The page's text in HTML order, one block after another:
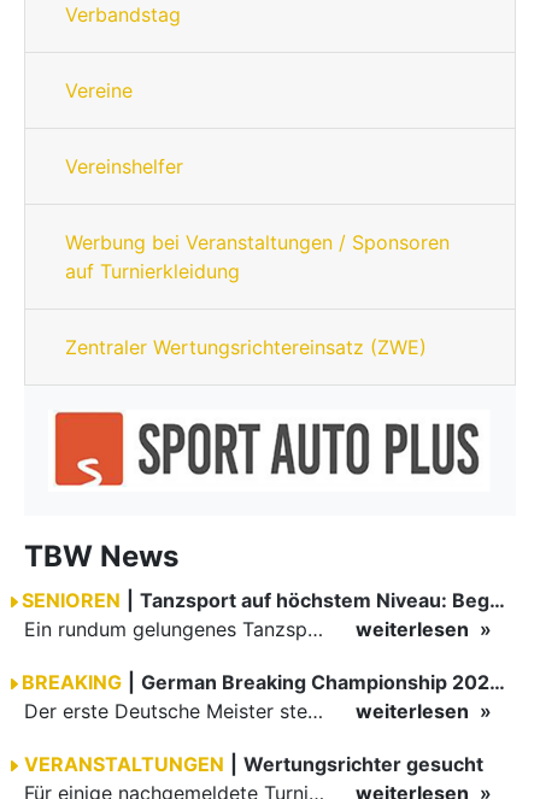
Verbandstag
Vereine
Vereinshelfer
Werbung bei Veranstaltungen / Sponsoren
auf Turnierkleidung
Zentraler Wertungsrichtereinsatz (ZWE)
TBW News
SENIOREN
Tanzsport auf höchstem Niveau: Begeisterung bei den Turnieren in…
Ein rundum gelungenes Tanzsport-Wochenende liegt hinter den Paaren und Organisatoren in Enzklösterle. Am 1. und 2. August 2026 verwandelte sich die Festhalle wieder in einen lebendigen Mittelpunkt des…
weiterlesen
BREAKING
German Breaking Championship 2026 in Hannover
Der erste Deutsche Meister steht fest B-Boy Roman siegt bei den Juniors
weiterlesen
VERANSTALTUNGEN
Wertungsrichter gesucht
Für einige nachgemeldete Turniere im 2 Halbjahr sucht der ZWE noch Wertungsrichter.
weiterlesen